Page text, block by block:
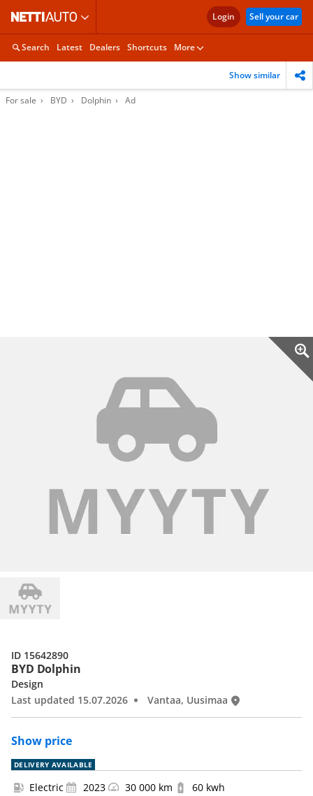
Login Sell your car
Search Latest Dealers Shortcuts More
Show similar
For sale BYD Dolphin Ad
BYD Dolphin
Show price
Design
Last updated 15.07.2026
Vantaa, Uusimaa
ID 15642890
DELIVERY AVAILABLE
Electric 2023 30 000 km 60 kwh